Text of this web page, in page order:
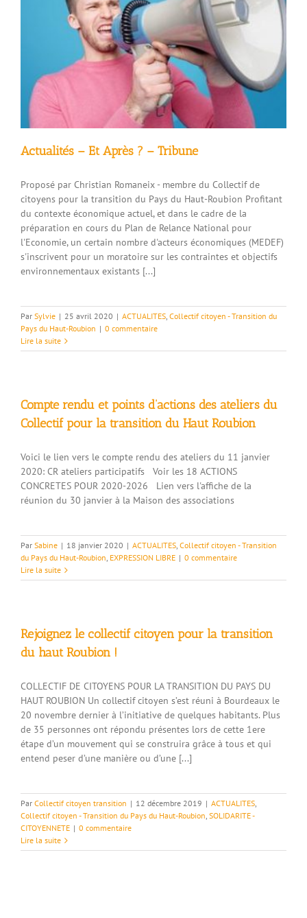
Actualités – Et Après ? – Tribune
Proposé par Christian Romaneix - membre du Collectif de
citoyens pour la transition du Pays du Haut-Roubion Profitant
du contexte économique actuel, et dans le cadre de la
préparation en cours du Plan de Relance National pour
l'Economie, un certain nombre d'acteurs économiques (MEDEF)
s'inscrivent pour un moratoire sur les contraintes et objectifs
environnementaux existants [...]
Par Sylvie | 25 avril 2020 | ACTUALITES, Collectif citoyen - Transition du
Pays du Haut-Roubion | 0 commentaire
Lire la suite
Compte rendu et points d’actions des ateliers du
Collectif pour la transition du Haut Roubion
Voici le lien vers le compte rendu des ateliers du 11 janvier
2020: CR ateliers participatifs Voir les 18 ACTIONS
CONCRETES POUR 2020-2026 Lien vers l'affiche de la
réunion du 30 janvier à la Maison des associations
Par Sabine | 18 janvier 2020 | ACTUALITES, Collectif citoyen - Transition
du Pays du Haut-Roubion, EXPRESSION LIBRE | 0 commentaire
Lire la suite
Rejoignez le collectif citoyen pour la transition
du haut Roubion !
COLLECTIF DE CITOYENS POUR LA TRANSITION DU PAYS DU
HAUT ROUBION Un collectif citoyen s’est réuni à Bourdeaux le
20 novembre dernier à l’initiative de quelques habitants. Plus
de 35 personnes ont répondu présentes lors de cette 1ere
étape d’un mouvement qui se construira grâce à tous et qui
entend peser d’une manière ou d’une [...]
Par Collectif citoyen transition | 12 décembre 2019 | ACTUALITES,
Collectif citoyen - Transition du Pays du Haut-Roubion, SOLIDARITE -
CITOYENNETE | 0 commentaire
Lire la suite